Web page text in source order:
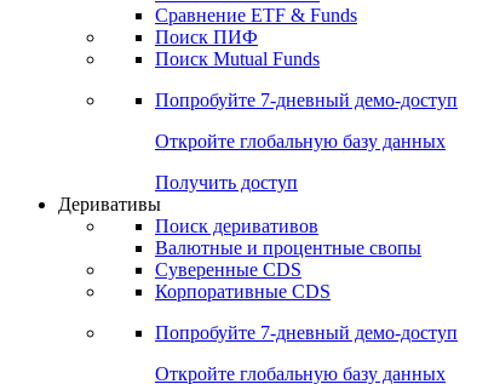
Получить доступ
ETF & Funds
Поиск ETF & Funds
Сравнение ETF & Funds
Поиск ПИФ
Поиск Mutual Funds
Попробуйте7-дневный
Откройте глобальную базу данных
Получить доступ
Деривативы
Поиск деривативов
Валютные и процентные свопы
Суверенные CDS
Корпоративные CDS